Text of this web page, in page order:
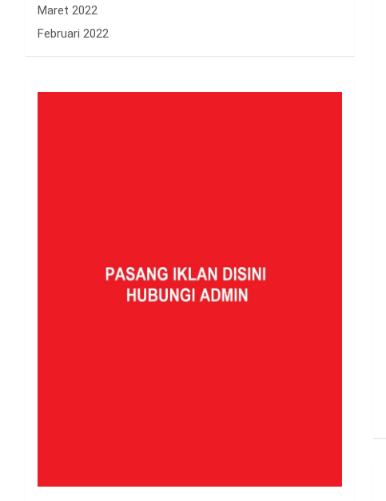
Maret 2022
Februari 2022